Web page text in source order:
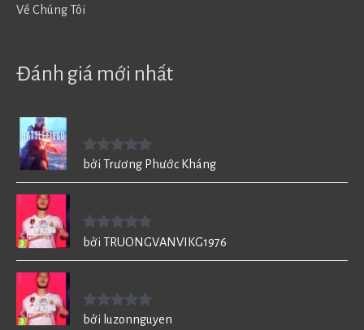
Về Chúng Tôi
Đánh giá mới nhất
Được xếp
bởi Trương Phước Kháng
Được xếp
bởi TRUONGVANVIKG1976
Được xếp
bởi luzonnguyen